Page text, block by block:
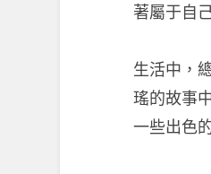
著屬于自
生活中，
瑤的故事
一些出色